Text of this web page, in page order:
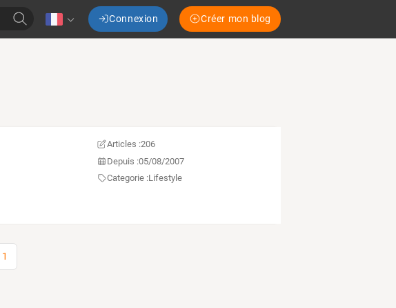
Connexion Créer mon blog
Articles :206
Depuis :05/08/2007
Categorie :Lifestyle
1